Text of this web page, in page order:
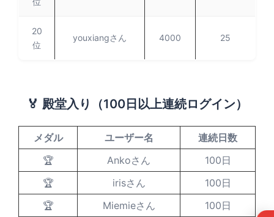
20
位
youxiangさん 4000 25
🏅 殿堂入り（100日以上連続ログイン）
メダル ユーザー名
連続日数
🏆
Ankoさん
100日
🏆
irisさん
100日
🏆
Miemieさん
100日